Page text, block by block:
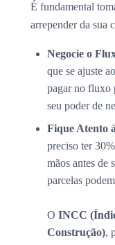
É fundamental
arrepender da sua
Negocie o
que se ajuste
pagar no fluxo
seu poder de
Fique Atento
preciso ter
mãos antes de
parcelas
O INCC
Construção),